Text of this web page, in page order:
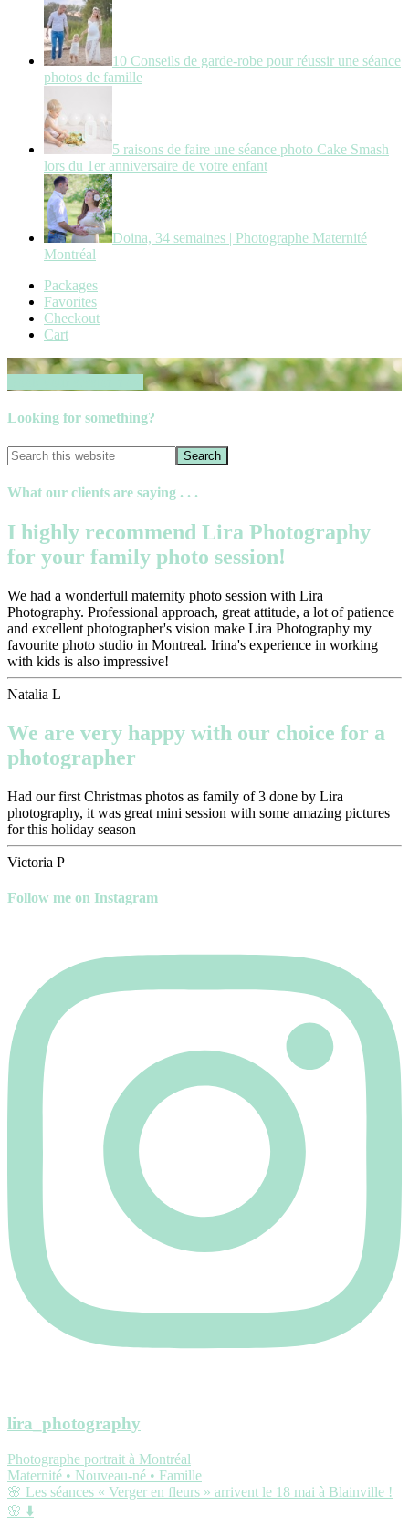
10 Conseils de garde-robe pour réussir une séance
photos de famille
5 raisons de faire une séance photo Cake Smash
lors du 1er anniversaire de votre enfant
Doina, 34 semaines | Photographe Maternité
Montréal
Packages
Favorites
Checkout
Cart
Looking for something?
What our clients are saying . . .
I highly recommend Lira Photography
for your family photo session!
We had a wonderfull maternity photo session with Lira
Photography. Professional approach, great attitude, a lot of patience
and excellent photographer's vision make Lira Photography my
favourite photo studio in Montreal. Irina's experience in working
with kids is also impressive!
Natalia L
We are very happy with our choice for a
photographer
Had our first Christmas photos as family of 3 done by Lira
photography, it was great mini session with some amazing pictures
for this holiday season
Victoria P
Follow me on Instagram
lira_photography
Photographe portrait à Montréal
Maternité • Nouveau-né • Famille
🌸 Les séances « Verger en fleurs » arrivent le 18 mai à Blainville !
🌸 ⬇️